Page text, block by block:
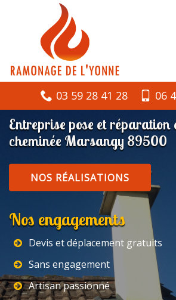
03 59 28 41 28 06
Entreprise pose et réparation
cheminée Marsangy 89500
NOS RÉALISATIONS
Nos engagements
Devis et déplacement gratuits
Sans engagement
Artisan passionné